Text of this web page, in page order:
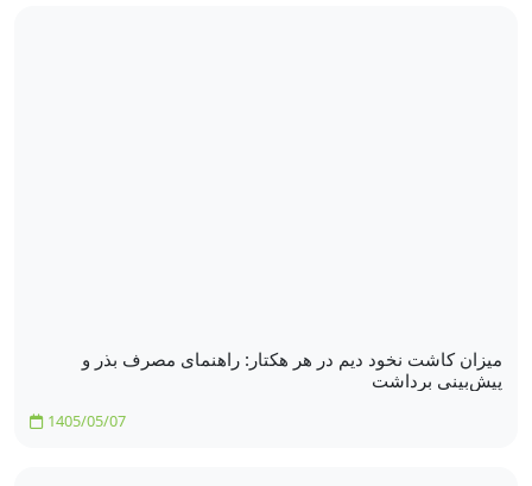
میزان کاشت نخود دیم در هر هکتار: راهنمای مصرف بذر و
پیش‌بینی برداشت
1405/05/07